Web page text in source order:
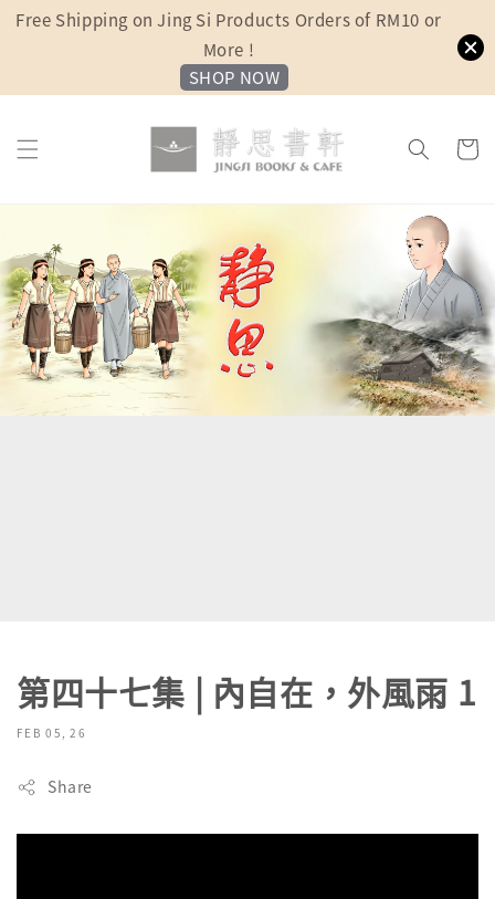
Free Shipping on Jing Si Products Orders of RM10 or
More !
SHOP NOW
第四十七集 | 內自在，外風雨 1
FEB 05, 26
Share